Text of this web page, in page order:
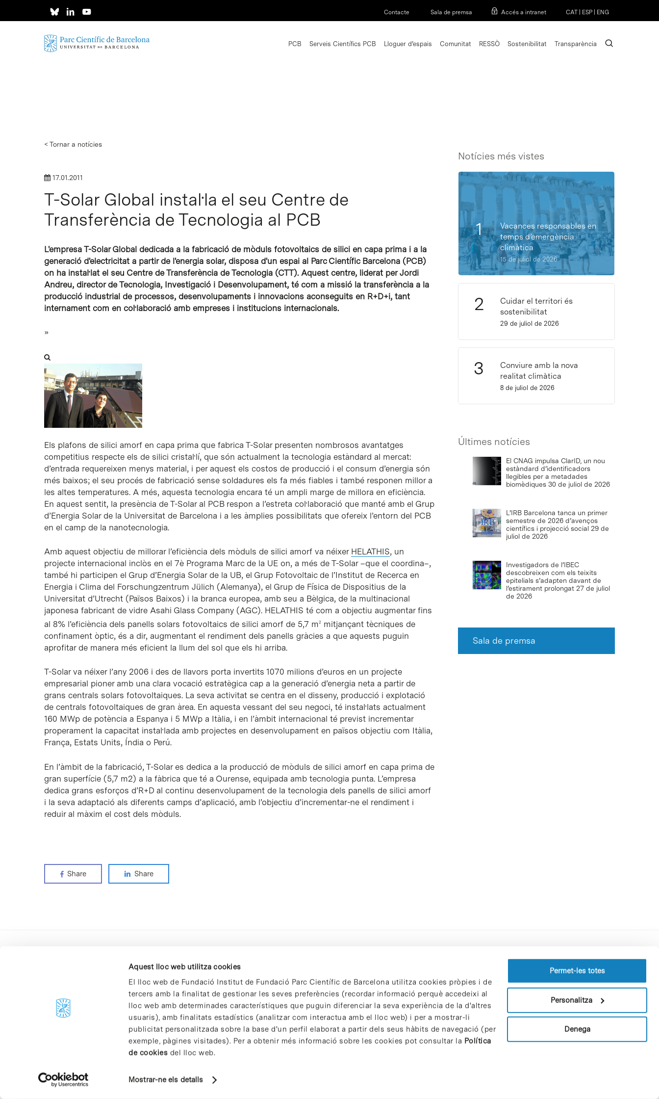
Aquest lloc web utilitza cookies
El lloc web de Fundació Institut de Fundació Parc Científic de Barcelona utilitza cookies pròpies i de
tercers amb la finalitat de gestionar les seves preferències (recordar informació perquè accedeixi al
lloc web amb determinades característiques que puguin diferenciar la seva experiència de la d'altres
usuaris), amb finalitats estadístics (analitzar com interactua amb el lloc web) i per a mostrar-li
publicitat personalitzada sobre la base d'un perfil elaborat a partir dels seus hàbits de navegació (per
exemple, pàgines visitades). Per a obtenir més informació sobre les cookies pot consultar la Política
de cookies del lloc web.
Mostrar-ne els detalls
Permet-les totes
Personalitza
Denega
Contacte Sala de premsa Accés a intranet CAT ESP ENG
PCB Serveis Científics PCB Lloguer d’espais Comunitat RESSÒ Sostenibilitat Transparència search
< Tornar a notícies
17.01.2011
T-Solar Global instal·la el seu Centre de
Transferència de Tecnologia al PCB
L'empresa T-Solar Global dedicada a la fabricació de mòduls fotovoltaics de silici en capa prima i a la
generació d'electricitat a partir de l'energia solar, disposa d'un espai al Parc Científic Barcelona (PCB)
on ha instal·lat el seu Centre de Transferència de Tecnologia (CTT). Aquest centre, liderat per Jordi
Andreu, director de Tecnologia, Investigació i Desenvolupament, té com a missió la transferència a la
producció industrial de processos, desenvolupaments i innovacions aconseguits en R+D+i, tant
internament com en col·laboració amb empreses i institucions internacionals.
»
Els plafons de silici amorf en capa prima que fabrica T-Solar presenten nombrosos avantatges
competitius respecte els de silici cristal·lí, que són actualment la tecnologia estàndard al mercat:
d’entrada requereixen menys material, i per aquest els costos de producció i el consum d’energia són
més baixos; el seu procés de fabricació sense soldadures els fa més fiables i també responen millor a
les altes temperatures. A més, aquesta tecnologia encara té un ampli marge de millora en eficiència.
En aquest sentit, la presència de T-Solar al PCB respon a l’estreta col·laboració que manté amb el Grup
d’Energia Solar de la Universitat de Barcelona i a les àmplies possibilitats que ofereix l’entorn del PCB
en el camp de la nanotecnologia.
Amb aquest objectiu de millorar l’eficiència dels mòduls de silici amorf va néixer HELATHIS, un
projecte internacional inclòs en el 7è Programa Marc de la UE on, a més de T-Solar –que el coordina–,
també hi participen el Grup d’Energia Solar de la UB, el Grup Fotovoltaic de l’Institut de Recerca en
Energia i Clima del Forschungzentrum Jülich (Alemanya), el Grup de Física de Dispositius de la
Universitat d’Utrecht (Països Baixos) i la branca europea, amb seu a Bèlgica, de la multinacional
japonesa fabricant de vidre Asahi Glass Company (AGC). HELATHIS té com a objectiu augmentar fins
al 8% l’eficiència dels panells solars fotovoltaics de silici amorf de 5,7 m2 mitjançant tècniques de
confinament òptic, és a dir, augmentant el rendiment dels panells gràcies a que aquests puguin
aprofitar de manera més eficient la llum del sol que els hi arriba.
T-Solar va néixer l’any 2006 i des de llavors porta invertits 1070 milions d’euros en un projecte
empresarial pioner amb una clara vocació estratègica cap a la generació d’energia neta a partir de
grans centrals solars fotovoltaiques. La seva activitat se centra en el disseny, producció i explotació
de centrals fotovoltaiques de gran àrea. En aquesta vessant del seu negoci, té instal·lats actualment
160 MWp de potència a Espanya i 5 MWp a Itàlia, i en l’àmbit internacional té previst incrementar
properament la capacitat instal·lada amb projectes en desenvolupament en països objectiu com Itàlia,
França, Estats Units, Índia o Perú.
En l’àmbit de la fabricació, T-Solar es dedica a la producció de mòduls de silici amorf en capa prima de
gran superfície (5,7 m2) a la fàbrica que té a Ourense, equipada amb tecnologia punta. L’empresa
dedica grans esforços d’R+D al continu desenvolupament de la tecnologia dels panells de silici amorf
i la seva adaptació als diferents camps d’aplicació, amb l’objectiu d’incrementar-ne el rendiment i
reduir al màxim el cost dels mòduls.
Share Share
Notícies més vistes
Vacances responsables en
temps d’emergència
climàtica
15 de juliol de 2026
Cuidar el territori és
sostenibilitat
29 de juliol de 2026
Conviure amb la nova
realitat climàtica
8 de juliol de 2026
Últimes notícies
El CNAG impulsa ClarID, un nou
estàndard d’identificadors
llegibles per a metadades
biomèdiques 30 de juliol de 2026
L’IRB Barcelona tanca un primer
semestre de 2026 d’avenços
científics i projecció social 29 de
juliol de 2026
Investigadors de l’IBEC
descobreixen com els teixits
epitelials s’adapten davant de
l’estirament prolongat 27 de juliol
de 2026
Sala de premsa
C/Baldiri Reixac, 4-12 i 15
Perfil del contractant
Política de privacitat
Avís Legal
Política de cookies
Patrons i patrocinadors
Borsa de treball
Contacte